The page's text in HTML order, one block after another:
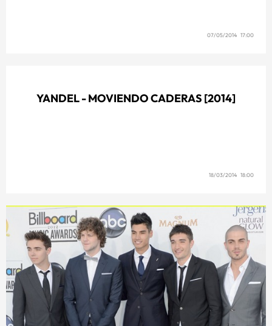
07/05/2014 17:00
YANDEL - MOVIENDO CADERAS [2014]
18/03/2014 18:00